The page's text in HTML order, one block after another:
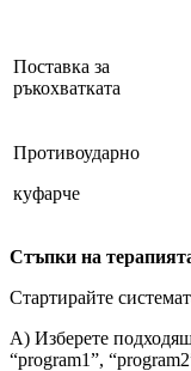
Поставка за
ръкохватката
Противоударно
куфарче
Стъпки на
Стартирайте
A) Изберете
“program1”,